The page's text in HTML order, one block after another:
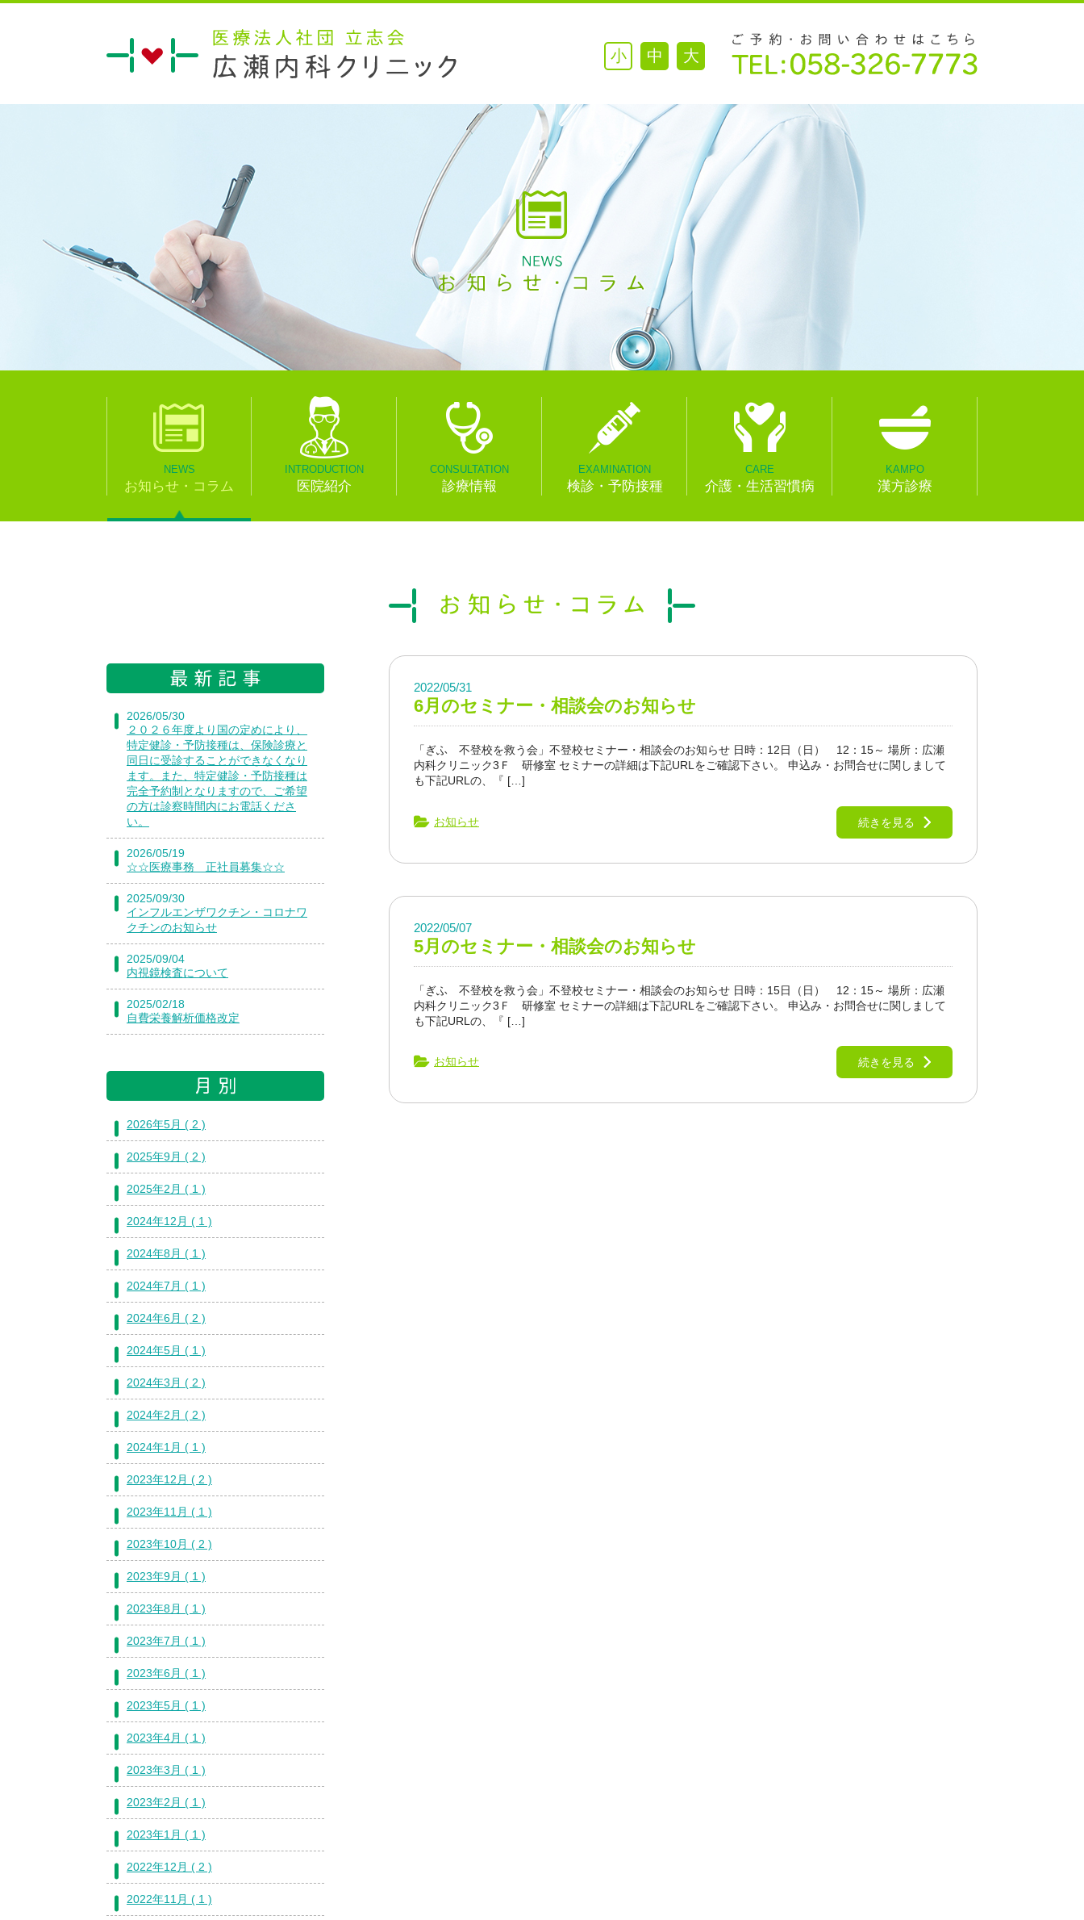
小 中 大
NEWS
お知らせ・コラム
INTRODUCTION
医院紹介
CONSULTATION
診療情報
EXAMINATION
検診・予防接種
CARE
介護・生活習慣病
KAMPO
漢方診療
2022/05/31
6月のセミナー・相談会のお知らせ
「ぎふ 不登校を救う会」不登校セミナー・相談会のお知らせ 日時：12日（日） 12：15～ 場所：広瀬
内科クリニック3Ｆ 研修室 セミナーの詳細は下記URLをご確認下さい。 申込み・お問合せに関しまして
も下記URLの、『 […]
お知らせ 続きを見る
2022/05/07
5月のセミナー・相談会のお知らせ
「ぎふ 不登校を救う会」不登校セミナー・相談会のお知らせ 日時：15日（日） 12：15～ 場所：広瀬
内科クリニック3Ｆ 研修室 セミナーの詳細は下記URLをご確認下さい。 申込み・お問合せに関しまして
も下記URLの、『 […]
お知らせ 続きを見る
2026/05/30
２０２６年度より国の定めにより、
特定健診・予防接種は、保険診療と
同日に受診することができなくなり
ます。また、特定健診・予防接種は
完全予約制となりますので、ご希望
の方は診察時間内にお電話くださ
い。
2026/05/19
☆☆医療事務 正社員募集☆☆
2025/09/30
インフルエンザワクチン・コロナワ
クチンのお知らせ
2025/09/04
内視鏡検査について
2025/02/18
自費栄養解析価格改定
2026年5月 ( 2 )
2025年9月 ( 2 )
2025年2月 ( 1 )
2024年12月 ( 1 )
2024年8月 ( 1 )
2024年7月 ( 1 )
2024年6月 ( 2 )
2024年5月 ( 1 )
2024年3月 ( 2 )
2024年2月 ( 2 )
2024年1月 ( 1 )
2023年12月 ( 2 )
2023年11月 ( 1 )
2023年10月 ( 2 )
2023年9月 ( 1 )
2023年8月 ( 1 )
2023年7月 ( 1 )
2023年6月 ( 1 )
2023年5月 ( 1 )
2023年4月 ( 1 )
2023年3月 ( 1 )
2023年2月 ( 1 )
2023年1月 ( 1 )
2022年12月 ( 2 )
2022年11月 ( 1 )